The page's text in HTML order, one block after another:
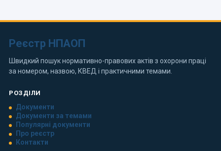
Реєстр НПАОП
Швидкий пошук нормативно-правових актів з охорони праці
за номером, назвою, КВЕД і практичними темами.
РОЗДІЛИ
Документи
Документи за темами
Популярні документи
Про реєстр
Контакти